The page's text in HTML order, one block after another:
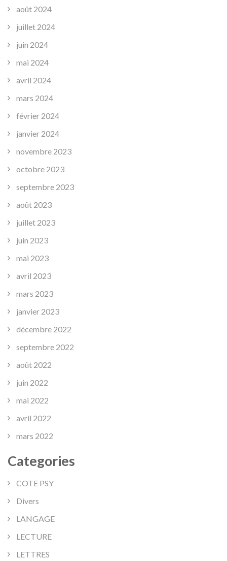
août 2024
juillet 2024
juin 2024
mai 2024
avril 2024
mars 2024
février 2024
janvier 2024
novembre 2023
octobre 2023
septembre 2023
août 2023
juillet 2023
juin 2023
mai 2023
avril 2023
mars 2023
janvier 2023
décembre 2022
septembre 2022
août 2022
juin 2022
mai 2022
avril 2022
mars 2022
Categories
COTE PSY
Divers
LANGAGE
LECTURE
LETTRES